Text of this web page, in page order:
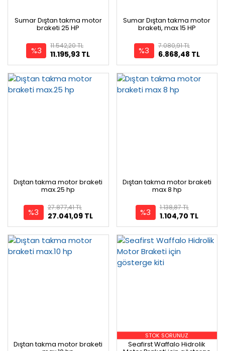
Sumar Dıştan takma motor
braketi 25 HP
%3 11.195,93 TL
11.542,20 TL
Sumar Dıştan takma motor
braketi, max 15 HP
%3 6.868,48 TL
7.080,91 TL
Dıştan takma motor braketi
max.25 hp
%3 27.041,09 TL
27.877,41 TL
Dıştan takma motor braketi
max 8 hp
%3 1.104,70 TL
1.138,87 TL
Dıştan takma motor braketi
STOK SORUNUZ
Seafirst Waffalo Hidrolik